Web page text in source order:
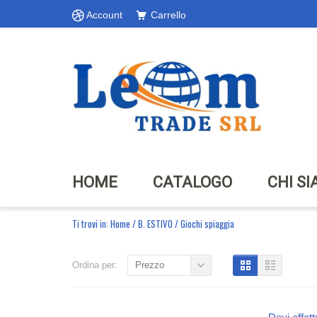
Account Carrello
HOME CATALOGO CHI
Ti trovi in: Home /B. ESTIVO /Giochi spiaggia
Ordina per: Prezzo